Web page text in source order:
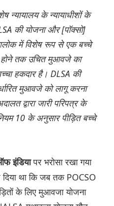
न्यायालय के न्यायाधीशों के
की योजना और [पॉक्सो]
में विशेष रूप से एक बच्चे
होने तक उचित मुआवजे का
हकदार है। DLSA की
मुआवजे को लागू करना
द्वारा जारी परिपत्र के
10 के अनुसार पीड़ित बच्चे
इंडियापर भरोसा रखा गया
दिया था कि जब तक POCSO
के लिए मुआवजा योजना